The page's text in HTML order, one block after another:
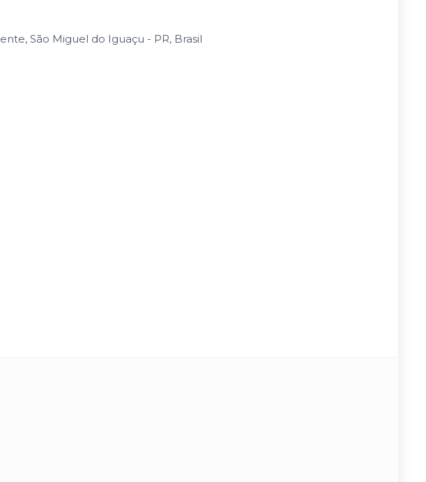
São Miguel do Iguaçu - PR, Brasil